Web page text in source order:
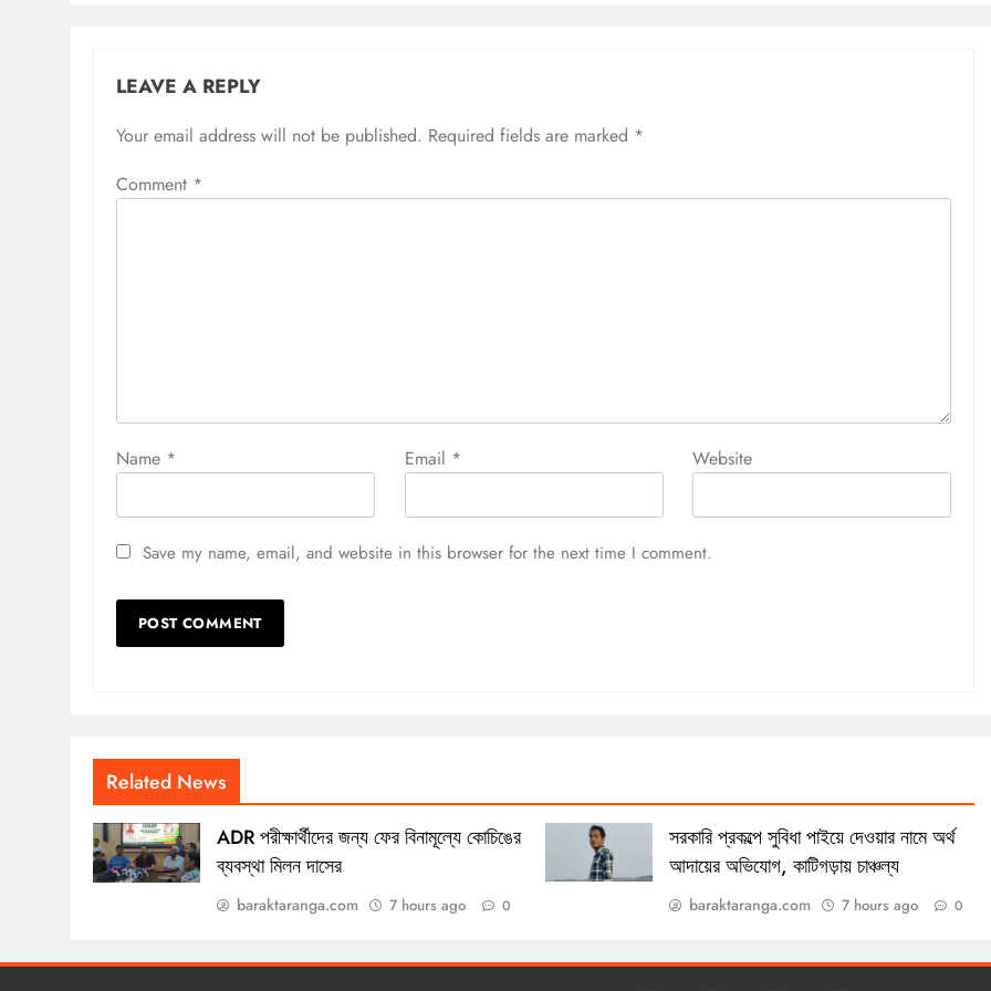
LEAVE A REPLY
Your email address will not be published. Required fields are marked *
Comment *
Name * Email * Website
Save my name, email, and website in this browser for the next time I comment.
Related News
ADR পরীক্ষার্থীদের জন্য ফের বিনামূল্যে কোচিঙের
ব্যবস্থা মিলন দাসের
baraktaranga.com 7 hours ago 0
সরকারি প্রকল্পে সুবিধা পাইয়ে দেওয়ার নামে অর্থ
আদায়ের অভিযোগ, কাটিগড়ায় চাঞ্চল্য
baraktaranga.com 7 hours ago 0